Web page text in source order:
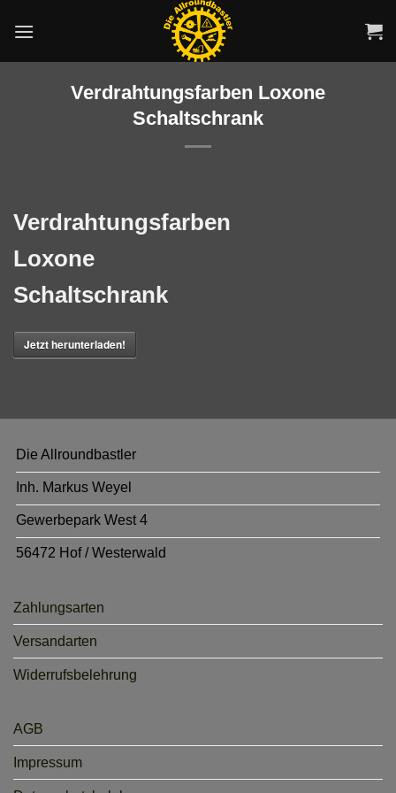
Inhalt
Verdrahtungsfarben Loxone
Schaltschrank
Verdrahtungsfarben
Loxone
Schaltschrank
Jetzt herunterladen!
Die Allroundbastler
Inh. Markus Weyel
Gewerbepark West 4
56472 Hof / Westerwald
Zahlungsarten
Versandarten
Widerrufsbelehrung
AGB
Impressum